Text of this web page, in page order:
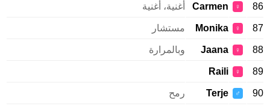
86
♀
Carmen أغنية، أغنية
87
♀
Monika مستشار
88
♀
Jaana وبالمرارة
89
♀
Raili
90
♂
Terje رمح